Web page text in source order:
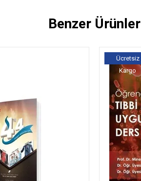
Benzer Ürünler
Ücretsiz
Kargo